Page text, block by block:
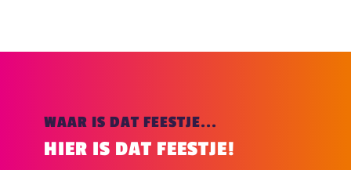
WAAR IS DAT FEESTJE...
HIER IS DAT FEESTJE!